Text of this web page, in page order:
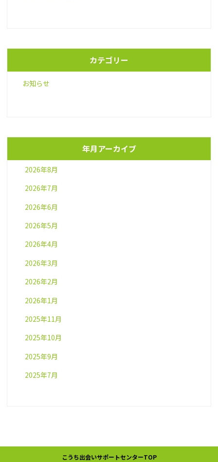
カテゴリー
お知らせ
年月アーカイブ
2026年8月
2026年7月
2026年6月
2026年5月
2026年4月
2026年3月
2026年2月
2026年1月
2025年11月
2025年10月
2025年9月
2025年7月
こうち出会いサポートセンターTOP